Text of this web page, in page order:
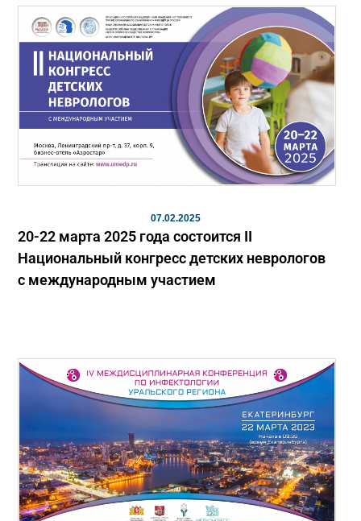
07.02.2025
20-22 марта 2025 года состоится II
Национальный конгресс детских неврологов
с международным участием